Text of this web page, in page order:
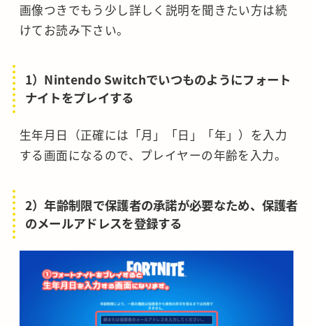
画像つきでもう少し詳しく説明を聞きたい方は続
けてお読み下さい。
1）Nintendo Switchでいつものようにフォート
ナイトをプレイする
生年月日（正確には「月」「日」「年」）を入力
する画面になるので、プレイヤーの年齢を入力。
2）年齢制限で保護者の承諾が必要なため、保護者
のメールアドレスを登録する